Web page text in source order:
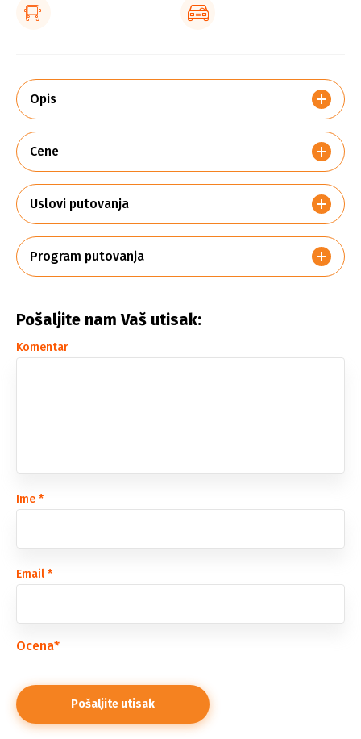
Opis
Cene
Uslovi putovanja
Program putovanja
Pošaljite nam Vaš utisak:
Komentar
Ime *
Email *
Ocena*